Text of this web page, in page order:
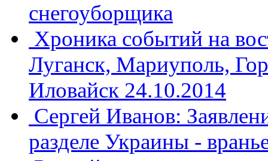
снегоуборщика
Хроника событий на
Луганск, Мариуполь,
Иловайск 24.10.2014
Сергей Иванов:
разделе Украины -